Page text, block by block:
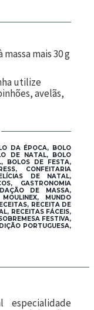
mais 30 g
utilize
avelãs,
DA ÉPOCA, BOLO
DE NATAL, BOLO
BOLOS DE FESTA,
CONFEITARIA
DE NATAL,
GASTRONOMIA
DE MASSA,
MUNDO
RECEITA DE
RECEITAS FÁCEIS,
FESTIVA,
PORTUGUESA,